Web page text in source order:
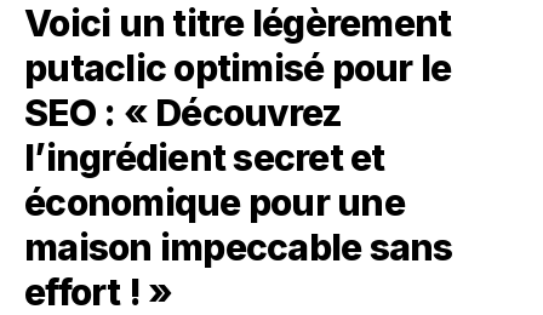
Voici un titre légèrement
putaclic optimisé pour le
SEO : « Découvrez
l’ingrédient secret et
économique pour une
maison impeccable sans
effort ! »